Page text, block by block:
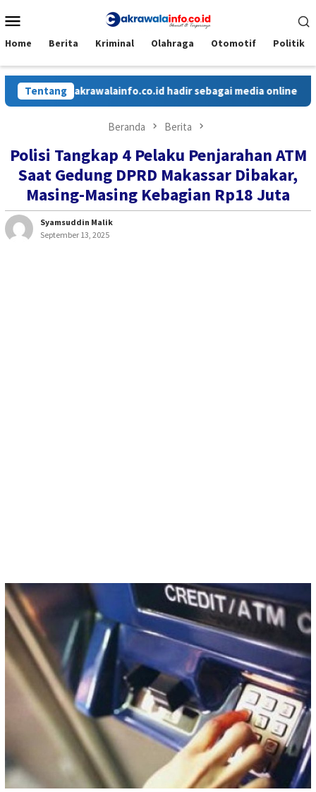
ke
Mobile
Home Berita Kriminal Olahraga Otomotif Politik
Tentang
Cakrawalainfo.co.id hadir sebagai media online yang
Beranda Berita
Polisi Tangkap 4 Pelaku Penjarahan ATM
Saat Gedung DPRD Makassar Dibakar,
Masing-Masing Kebagian Rp18 Juta
Syamsuddin Malik
September 13, 2025